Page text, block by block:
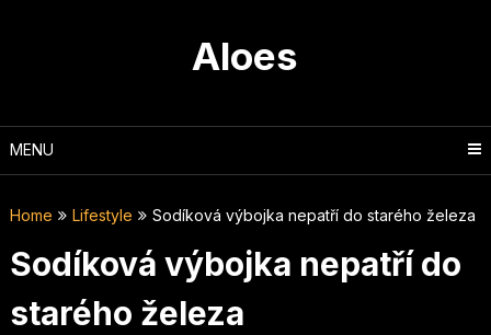
Aloes
MENU
Home Lifestyle Sodíková výbojka nepatří do starého železa
Sodíková výbojka nepatří do
starého železa